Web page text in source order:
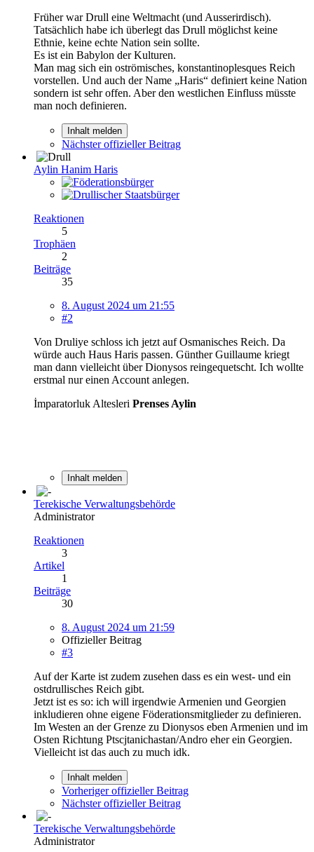
Früher war Drull eine Weltmacht (und Ausserirdisch).
Tatsächlich habe ich überlegt das Drull möglichst keine
Ethnie, keine echte Nation sein sollte.
Es ist ein Babylon der Kulturen.
Man mag sich ein oströmisches, konstantinoplesques Reich
vorstellen. Und auch der Name „Haris“ definiert keine Nation
sondern ist sehr offen. Aber den westlichen Einfluss müsste
man noch definieren.
Inhalt melden
Nächster offizieller Beitrag
Aylin Hanim Haris
Reaktionen
5
Trophäen
2
Beiträge
35
8. August 2024 um 21:55
#2
Von Druliye schloss ich jetzt auf Osmanisches Reich. Da
würde auch Haus Haris passen. Günther Guillaume kriegt
man dann vielleicht über Dionysos reingequetscht. Ich wollte
erstmal nur einen Account anlegen.
İmparatorluk Altesleri Prenses Aylin
Inhalt melden
Terekische Verwaltungsbehörde
Administrator
Reaktionen
3
Artikel
1
Beiträge
30
8. August 2024 um 21:59
Offizieller Beitrag
#3
Auf der Karte ist zudem zusehen dass es ein west- und ein
ostdrullisches Reich gibt.
Jetzt ist es so: ich will irgendwie Armenien und Georgien
inkludieren ohne eigene Föderationsmitglieder zu definieren.
Im Westen an der Grenze zu Dionysos eben Armenien und im
Osten Richtung Ptscjtanichastan/Andro eher ein Georgien.
Vielleicht ist das auch zu much idk.
Inhalt melden
Vorheriger offizieller Beitrag
Nächster offizieller Beitrag
Terekische Verwaltungsbehörde
Administrator